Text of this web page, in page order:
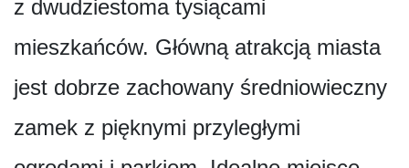
z dwudziestoma tysiącami
mieszkańców. Główną atrakcją miasta
jest dobrze zachowany średniowieczny
zamek z pięknymi przyległymi